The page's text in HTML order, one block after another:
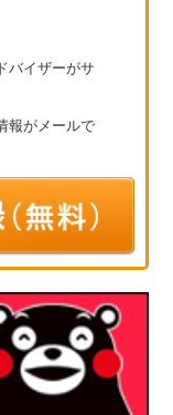
バイザーがサ
報が メールで